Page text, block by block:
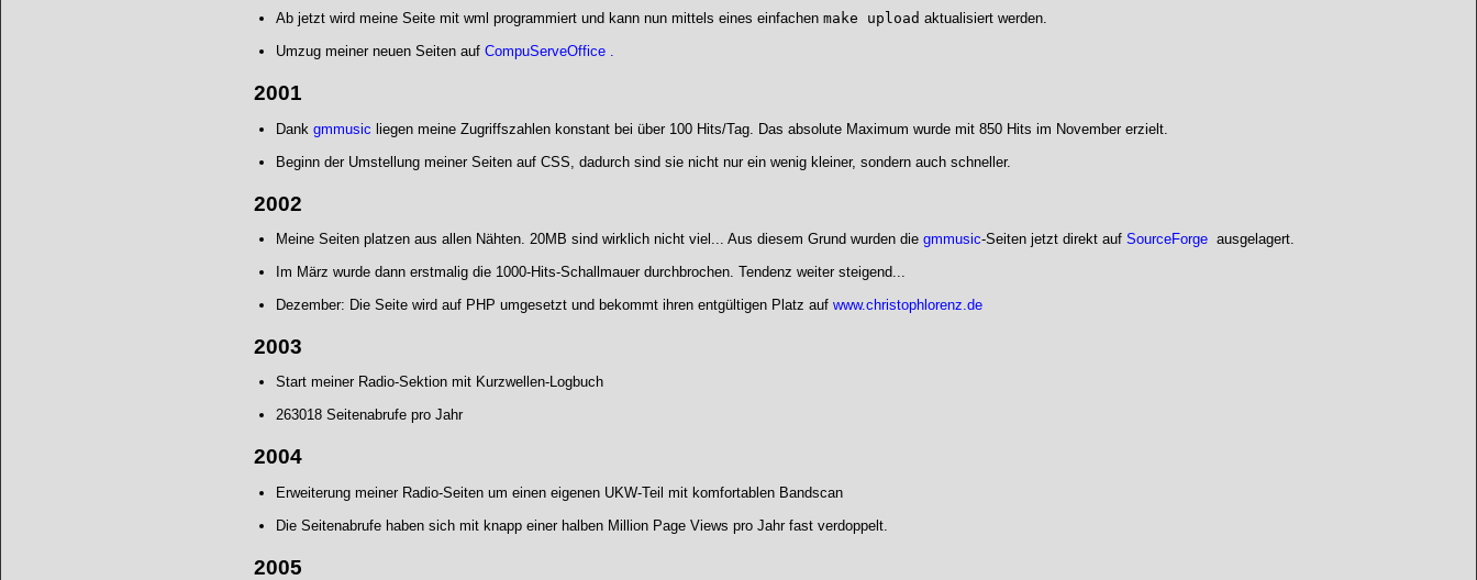
Ab jetzt wird meine Seite mit wml programmiert und kann nun mittels eines einfachen make upload aktualisiert werden.
Umzug meiner neuen Seiten auf CompuServeOffice .
2001
Dank gmmusic liegen meine Zugriffszahlen konstant bei über 100 Hits/Tag. Das absolute Maximum wurde mit 850 Hits im November erzielt.
Beginn der Umstellung meiner Seiten auf CSS, dadurch sind sie nicht nur ein wenig kleiner, sondern auch schneller.
2002
Meine Seiten platzen aus allen Nähten. 20MB sind wirklich nicht viel... Aus diesem Grund wurden die gmmusic-Seiten jetzt direkt auf SourceForge ausgelagert.
Im März wurde dann erstmalig die 1000-Hits-Schallmauer durchbrochen. Tendenz weiter steigend...
Dezember: Die Seite wird auf PHP umgesetzt und bekommt ihren entgültigen Platz auf www.christophlorenz.de
2003
Start meiner Radio-Sektion mit Kurzwellen-Logbuch
263018 Seitenabrufe pro Jahr
2004
Erweiterung meiner Radio-Seiten um einen eigenen UKW-Teil mit komfortablen Bandscan
Die Seitenabrufe haben sich mit knapp einer halben Million Page Views pro Jahr fast verdoppelt.
2005